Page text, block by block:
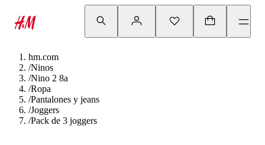
hm.com
/Ninos
/Nino 2 8a
/Ropa
/Pantalones y jeans
/Joggers
/Pack de 3 joggers